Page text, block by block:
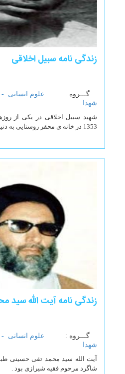
زندگی نامه سبیل اخلاقی
گـــروه : علوم انسانی -
شهدا
شهید سبیل اخلاقی در یکی از
1353 در خانه ی محقر روستایی به دنیا آمد .
زندگی نامه آیت اللّه سید
گـــروه : علوم انسانی -
شهدا
آیت الله سید محمد تقی حسینی
شاگرد مرحوم فقیه شیرازی بود .